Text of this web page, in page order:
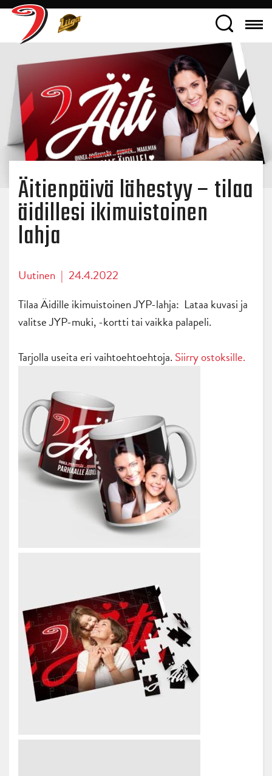
Äitienpäivä lähestyy – tilaa
äidillesi ikimuistoinen
lahja
Uutinen | 24.4.2022
Tilaa Äidille ikimuistoinen JYP-lahja: Lataa kuvasi ja
valitse JYP-muki, -kortti tai vaikka palapeli.
Tarjolla useita eri vaihtoehtoehtoja. Siirry ostoksille.